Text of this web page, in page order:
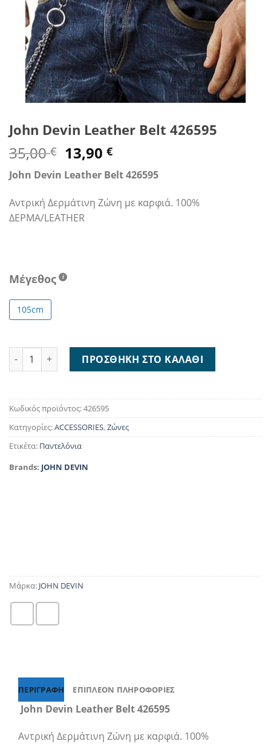
John Devin Leather Belt 426595
35,00€ Original
price
was:
35,00 €.
13,90€Η
τρέχουσα
τιμή
είναι:
13,90 €.
John Devin Leather Belt 426595
Αντρική Δερμάτινη Ζώνη με καρφιά. 100%
ΔΕΡΜΑ/LEATHER
Μέγεθος
105cm
John Devin Leather Belt 426595 ποσότητα
ΠΡΟΣΘΉΚΗ ΣΤΟ ΚΑΛΆΘΙ
Κωδικός προϊόντος:426595
Κατηγορίες:ACCESSORIES,Ζώνες
Ετικέτα: Παντελόνια
Brands: JOHN DEVIN
Μάρκα: JOHN DEVIN
ΠΕΡΙΓΡΑΦΉ ΕΠΙΠΛΈΟΝ ΠΛΗΡΟΦΟΡΊΕΣ
John Devin Leather Belt 426595
Αντρική Δερμάτινη Ζώνη με καρφιά. 100%